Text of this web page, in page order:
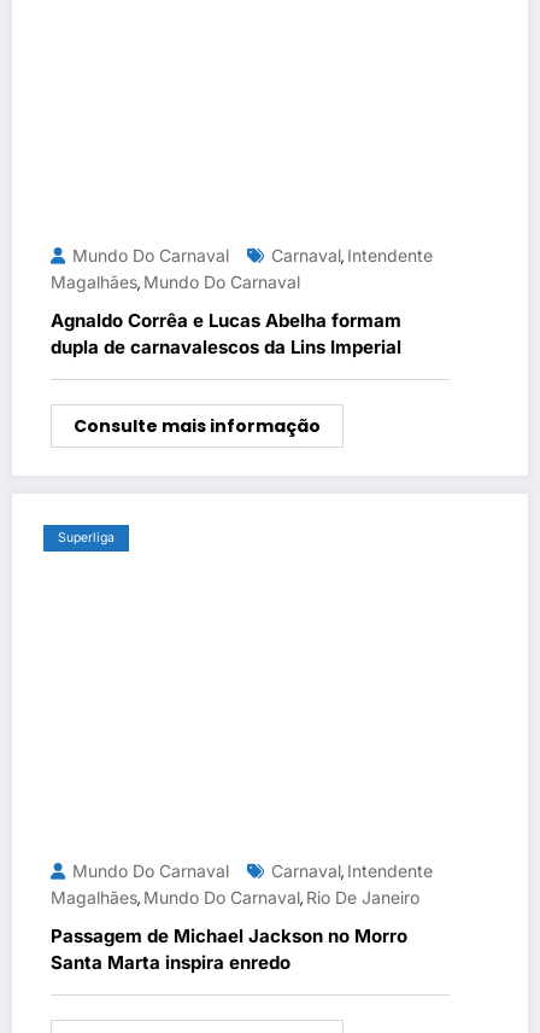
Mundo Do Carnaval Carnaval, Intendente
Magalhães, Mundo Do Carnaval
Agnaldo Corrêa e Lucas Abelha formam
dupla de carnavalescos da Lins Imperial
Consulte mais informação
Superliga
Mundo Do Carnaval Carnaval, Intendente
Magalhães, Mundo Do Carnaval, Rio De Janeiro
Passagem de Michael Jackson no Morro
Santa Marta inspira enredo